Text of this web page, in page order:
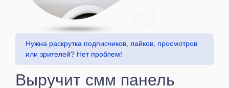
Нужна раскрутка подписчиков, лайков, просмотров
или зрителей? Нет проблем!
Выручит смм панель